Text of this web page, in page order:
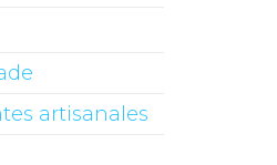
artisanales